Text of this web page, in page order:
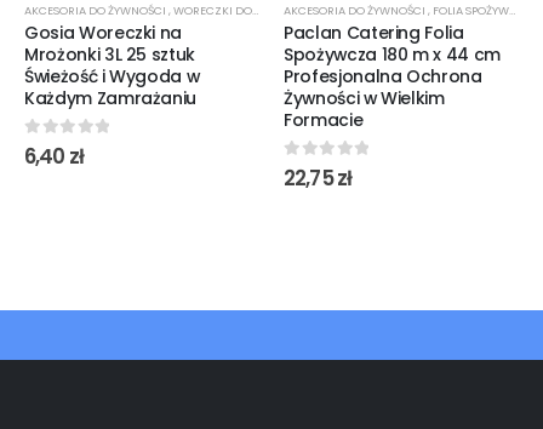
AKCESORIA DO ŻYWNOŚCI ,WORECZKI DO MROŻENIA
Gosia Woreczki na
Mrożonki 3L 25 sztuk
Świeżość i Wygoda w
Każdym Zamrażaniu
0out of 5
6,40 zł
AKCESORIA DO ŻYWNOŚCI , FOLIA SPOŻYWCZA
Paclan Catering Folia
Spożywcza 180 m x 44 cm
Profesjonalna Ochrona
Żywności w Wielkim
Formacie
0out of 5
22,75zł